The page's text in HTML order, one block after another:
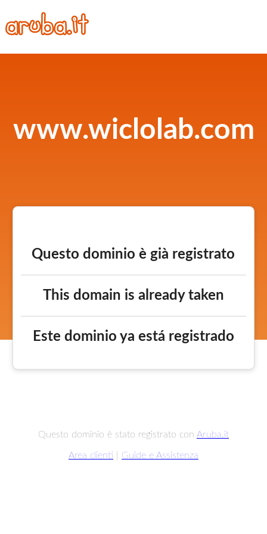
www.wiclolab.com
Questo dominio è già registrato
This domain is already taken
Este dominio ya está registrado
Questo dominio è stato registrato con Aruba.it
Area clienti Guide e Assistenza